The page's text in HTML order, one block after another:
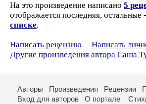
На это произведение написано 5
отображается последняя, остальные -
списке.
Написать рецензию
Написать
Другие произведения автора Саша
Авторы Произведения Рецензии
Вход для авторов
О портале